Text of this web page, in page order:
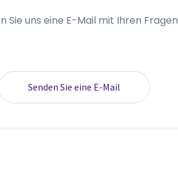
Sie uns eine E-Mail mit Ihren Fragen
Senden Sie eine E-Mail